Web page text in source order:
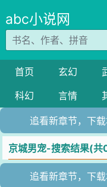
abc小说网
首页 玄幻
科幻
言情
追看新章节，下
京城男宠-搜索结果(共
追看新章节，下